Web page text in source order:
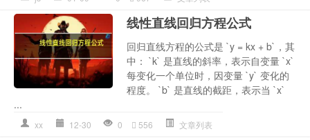
线性直线回归方程公式
回归直线方程的公式是 `y = kx + b`，其
中： `k` 是直线的斜率，表示自变量 `x`
每变化一个单位时，因变量 `y` 变化的
程度。 `b` 是直线的截距，表示当 `x`
...
xx 12-30 0 556 文章列表